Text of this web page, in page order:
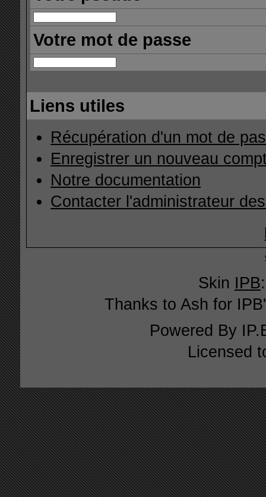
Votre mot de passe
Liens utiles
Récupération d'un mot de
Enregistrer un nouveau
Notre documentation
Contacter l'administrateur
Skin IPB
Thanks to Ash for
Powered By
Licensed